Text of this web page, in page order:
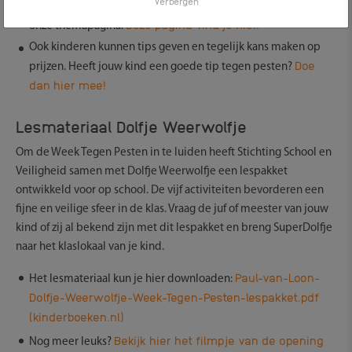
Wij geven je graag antwoord op je vragen over pesten op
onze themapagina.Deze pagina vind je hier.
Ook kinderen kunnen tips geven en tegelijk kans maken op
prijzen. Heeft jouw kind een goede tip tegen pesten? Doe
dan hier mee!
Lesmateriaal Dolfje Weerwolfje
Om de Week Tegen Pesten in te luiden heeft Stichting School en
Veiligheid samen met Dolfje Weerwolfje een lespakket
ontwikkeld voor op school. De vijf activiteiten bevorderen een
fijne en veilige sfeer in de klas. Vraag de juf of meester van jouw
kind of zij al bekend zijn met dit lespakket en breng SuperDolfje
naar het klaslokaal van je kind.
Het lesmateriaal kun je hier downloaden: Paul-van-Loon-
Dolfje-Weerwolfje-Week-Tegen-Pesten-lespakket.pdf
(kinderboeken.nl)
Nog meer leuks? Bekijk hier het filmpje van de opening